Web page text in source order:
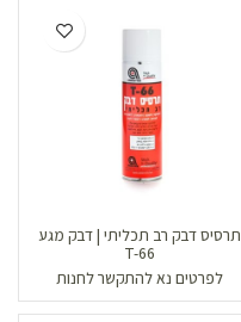
תרסיס דבק רב תכליתי | דבק מגע
T-66
לפרטים נא להתקשר לחנות